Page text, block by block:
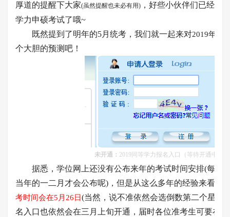
厚道的提醒下大家(虽然提醒也未必有用) ，好些小伙伴们已经开
学力申硕考试了哦~
既然提到了明年的5月统考，我们就一起来对2019年同
个大胆的预测吧！
未开通： 2019同等学力报名入口 （等待开通中）
据悉，学位网上还没有公布来年的考试时间安排(每年
当年的一二月才会公布呢) ，但是从这么多年的经验来看，
考时间会在5月26日(当然，说不准依然会选倒数第二个星期
名入口也依然会在三月上旬开通，届时各位准考生可要在